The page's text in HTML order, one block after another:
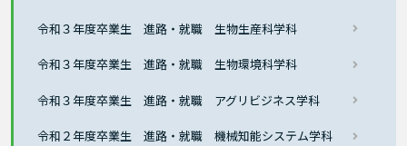
令和３年度卒業生 進路・就職 生物生産科学科
令和３年度卒業生 進路・就職 生物環境科学科
令和３年度卒業生 進路・就職 アグリビジネス学科
令和２年度卒業生 進路・就職 機械知能システム学科